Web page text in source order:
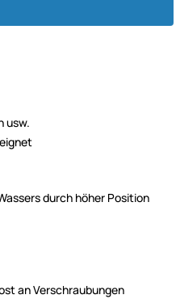
usw.
durch höher Position
an Verschraubungen